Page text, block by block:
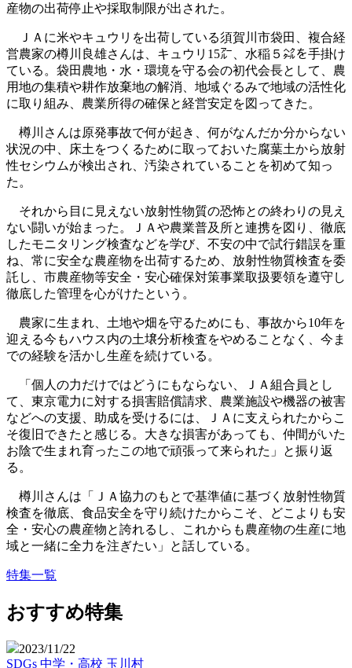
産物の出荷停止や採取制限が出された。
ＪＡに米やキュウリを出荷している須賀川市袋田、複合経
営農家の樽川良雄さんは、キュウリ15㌃、水稲５㌶を手掛け
ている。袋田農地・水・環境を守る会の初代会長として、農
用地の集積や耕作放棄地の解消、地域ぐるみで地域の活性化
に取り組み、農業所得の確保と経営安定を図ってきた。
樽川さんは原発事故で何が起き、何がなんだか分からない
状況の中、床土をつくるために取っておいた腐葉土から放射
性セシウムが検出され、汚染されていることを初めて知っ
た。
それから目に見えない放射性物質の恐怖との終わりの見え
ない闘いが始まった。ＪＡや農業普及所と連携を図り、徹底
したモニタリング検査などを学び、不安の中で試行錯誤を重
ね、常に安全な農産物を出荷するため、放射性物質検査を委
託し、市農産物等安全・安心確保対策事業取扱要領を遵守し
徹底した管理を心がけたという。
農家に生まれ、土地や畑を守るためにも、事故から10年を
迎える今もハウス内の土壌分析検査をやめることなく、今ま
での経験を活かし生産を続けている。
「個人の力だけではどうにもならない、ＪＡ組合員とし
て、東京電力に対する損害賠償請求、農業施設や機器の被害
などへの支援、助成を受けるには、ＪＡに支えられたからこ
そ復旧できたと感じる。大きな損害があっても、仲間がいた
お陰で生まれ育ったこの地で頑張って来られた」と振り返
る。
樽川さんは「ＪＡ協力のもとで基準値に基づく放射性物質
検査を徹底、食品安全を守り続けたからこそ、どこよりも安
全・安心の農産物と誇れるし、これからも農産物の生産に地
域と一緒に全力を注ぎたい」と話している。
特集一覧
おすすめ特集
2023/11/22
SDGs 中学・高校 玉川村